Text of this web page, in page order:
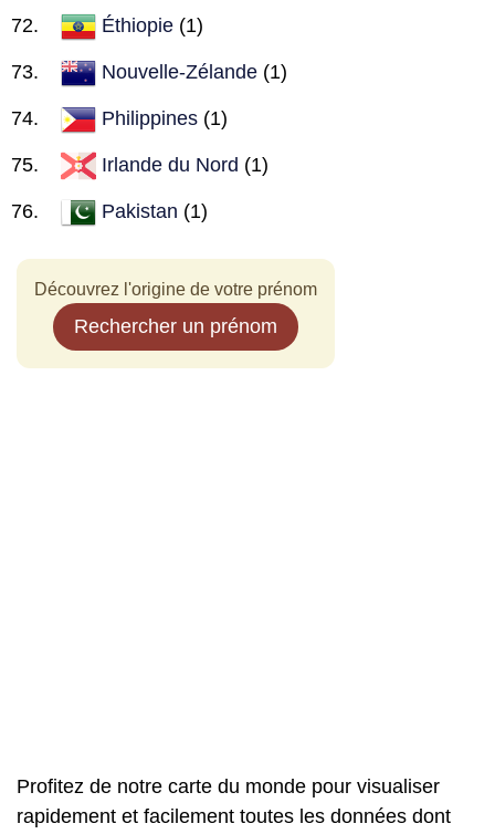
Éthiopie (1)
Nouvelle-Zélande (1)
Philippines (1)
Irlande du Nord (1)
Pakistan (1)
Découvrez l'origine de votre prénom
Rechercher un prénom
Profitez de notre carte du monde pour visualiser
rapidement et facilement toutes les données dont